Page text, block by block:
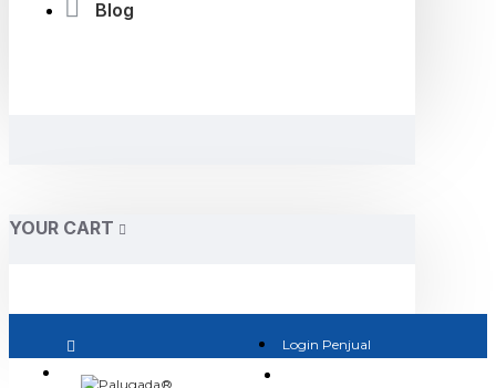
Blog
YOUR CART
Login Penjual